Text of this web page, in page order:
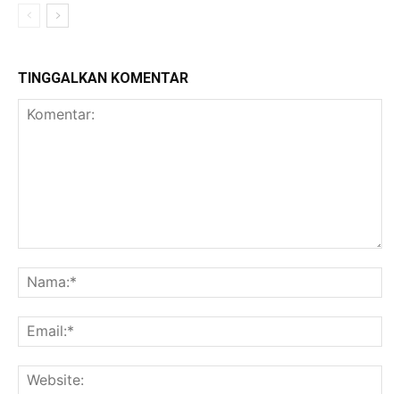
TINGGALKAN KOMENTAR